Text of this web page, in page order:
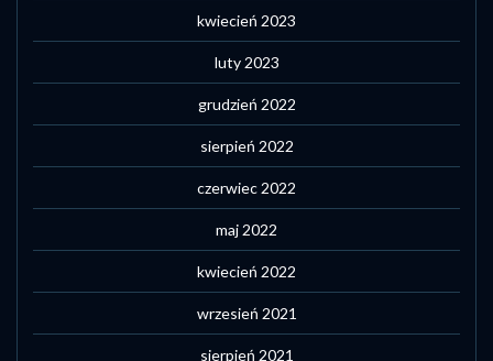
kwiecień 2023
luty 2023
grudzień 2022
sierpień 2022
czerwiec 2022
maj 2022
kwiecień 2022
wrzesień 2021
sierpień 2021